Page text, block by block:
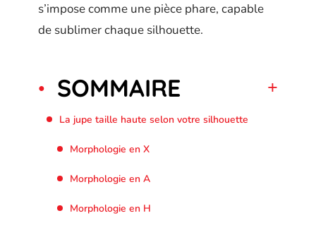
s’impose comme une pièce phare, capable
de sublimer chaque silhouette.
SOMMAIRE
La jupe taille haute selon votre silhouette
Morphologie en X
Morphologie en A
Morphologie en H